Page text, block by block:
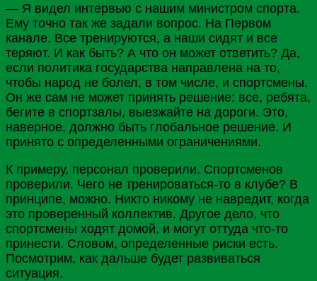
— Я видел интервью с нашим министром спорта.
Ему точно так же задали вопрос. На Первом
канале. Все тренируются, а наши сидят и все
теряют. И как быть? А что он может ответить? Да,
если политика государства направлена на то,
чтобы народ не болел, в том числе, и спортсмены.
Он же сам не может принять решение: все, ребята,
бегите в спортзалы, выезжайте на дороги. Это,
наверное, должно быть глобальное решение. И
принято с определенными ограничениями.
К примеру, персонал проверили. Спортсменов
проверили. Чего не тренироваться-то в клубе? В
принципе, можно. Никто никому не навредит, когда
это проверенный коллектив. Другое дело, что
спортсмены ходят домой, и могут оттуда что-то
принести. Словом, определенные риски есть.
Посмотрим, как дальше будет развиваться
ситуация.